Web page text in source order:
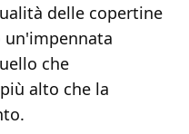
delle copertine
che
alto che la